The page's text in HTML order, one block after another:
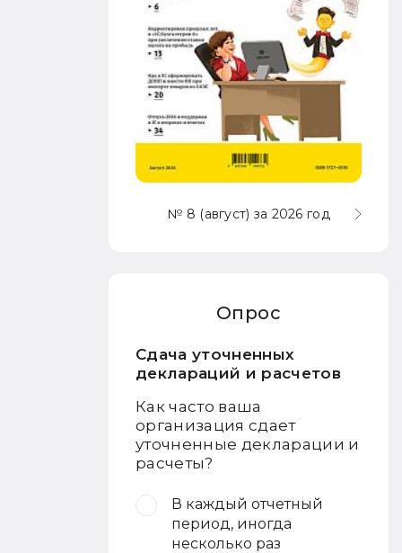
№ 8 (август) за 2026 год
Опрос
Сдача уточненных
деклараций и расчетов
Как часто ваша
организация сдает
уточненные декларации и
расчеты?
В каждый отчетный
период, иногда
несколько раз